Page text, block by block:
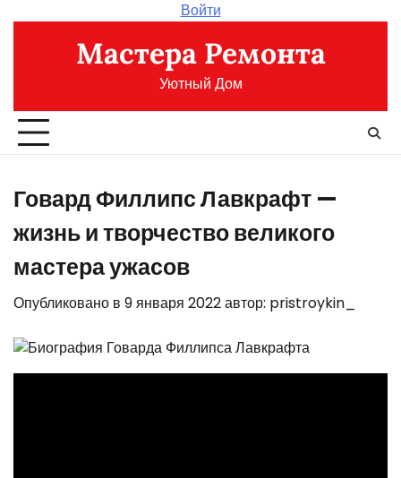
содержимому
Войти
Мастера Ремонта
Уютный Дом
Говард Филлипс Лавкрафт —
жизнь и творчество великого
мастера ужасов
Опубликовано в 9 января 2022автор: pristroykin_